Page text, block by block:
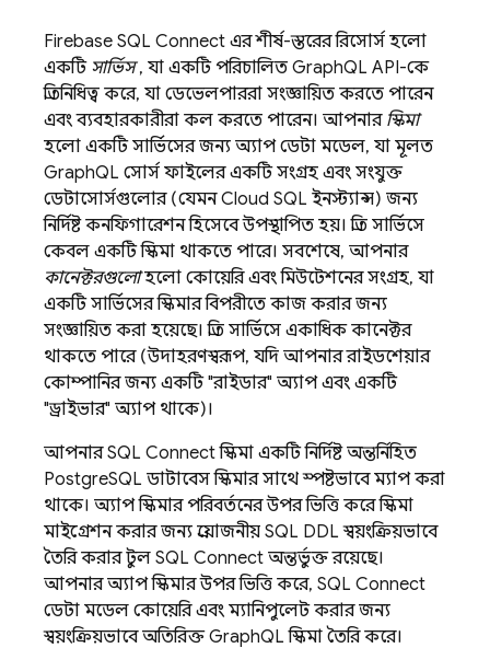
Firebase SQL Connect এর শীর্ষ-স্তরের রিসোর্স হলো
একটি সার্ভিস, যা একটি পরিচালিত GraphQL API-কে
প্রতিনিধিত্ব করে, যা ডেভেলপাররা সংজ্ঞায়িত করতে পারেন
এবং ব্যবহারকারীরা কল করতে পারেন। আপনার স্কিমা
হলো একটি সার্ভিসের জন্য অ্যাপ ডেটা মডেল, যা মূলত
GraphQL সোর্স ফাইলের একটি সংগ্রহ এবং সংযুক্ত
ডেটাসোর্সগুলোর (যেমনCloud SQL ইনস্ট্যান্স) জন্য
নির্দিষ্ট কনফিগারেশন হিসেবে উপস্থাপিত হয়। প্রতি সার্ভিসে
কেবল একটি স্কিমা থাকতে পারে। সবশেষে, আপনার
কানেক্টরগুলোহলো কোয়েরি এবং মিউটেশনের সংগ্রহ, যা
একটি সার্ভিসের স্কিমার বিপরীতে কাজ করার জন্য
সংজ্ঞায়িত করা হয়েছে। প্রতি সার্ভিসে একাধিক কানেক্টর
থাকতে পারে (উদাহরণস্বরূপ, যদি আপনার রাইডশেয়ার
কোম্পানির জন্য একটি "রাইডার" অ্যাপ এবং একটি
"ড্রাইভার" অ্যাপ থাকে)।
আপনারSQL Connectস্কিমা একটি নির্দিষ্ট অন্তর্নিহিত
PostgreSQL ডাটাবেস স্কিমার সাথে স্পষ্টভাবে ম্যাপ করা
থাকে। অ্যাপ স্কিমার পরিবর্তনের উপর ভিত্তি করে স্কিমা
মাইগ্রেশন করার জন্য প্রয়োজনীয় SQL DDL স্বয়ংক্রিয়ভাবে
তৈরি করার টুল SQL Connect অন্তর্ভুক্ত রয়েছে।
আপনার অ্যাপ স্কিমার উপর ভিত্তি করে, SQL Connect
ডেটা মডেল কোয়েরি এবং ম্যানিপুলেট করার জন্য
স্বয়ংক্রিয়ভাবে অতিরিক্ত GraphQL স্কিমা তৈরি করে।